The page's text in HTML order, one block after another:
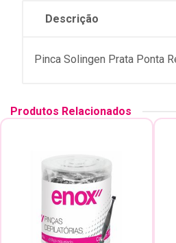
Descrição
Pinca Solingen Prata Ponta
Produtos Relacionados